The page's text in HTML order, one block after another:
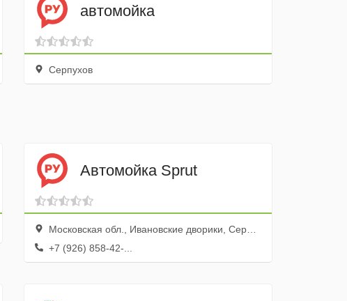
автомойка
Серпухов
Автомойка Sprut
Московская обл., Ивановские дворики, Серпухов, микрорайон Ивановские Дворики, ул. Сольца, 1
+7 (926) 858-42-...